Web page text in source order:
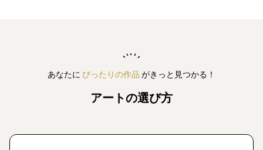
あなたに ぴったりの作品 がきっと見つかる！
アートの選び方